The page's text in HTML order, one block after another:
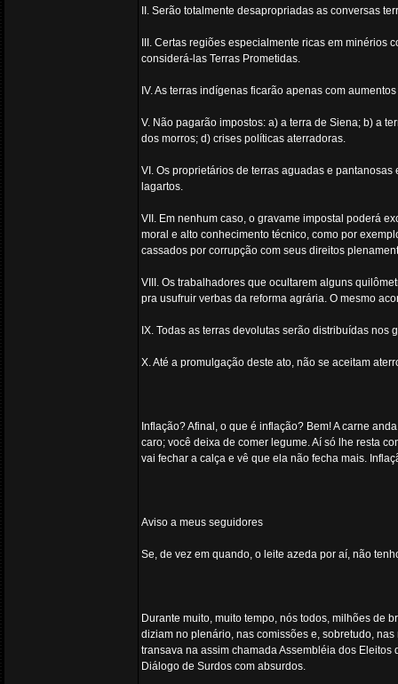
II. Serão totalmente desapropriadas as conversas
III. Certas regiões especialmente ricas em
considerá-las Terras Prometidas.
IV. As terras indígenas ficarão apenas com
V. Não pagarão impostos: a) a terra de Siena; b) a
dos morros; d) crises políticas aterradoras.
VI. Os proprietários de terras aguadas e
lagartos.
VII. Em nenhum caso, o gravame impostal poderá
moral e alto conhecimento técnico, como por
cassados por corrupção com seus direitos
VIII. Os trabalhadores que ocultarem alguns
pra usufruir verbas da reforma agrária. O mesmo
IX. Todas as terras devolutas serão distribuídas
X. Até a promulgação deste ato, não se aceitam
Inflação? Afinal, o que é inflação? Bem! A carne
caro; você deixa de comer legume. Aí só lhe resta
vai fechar a calça e vê que ela não fecha mais.
Aviso a meus seguidores
Se, de vez em quando, o leite azeda por aí, não
Durante muito, muito tempo, nós todos, milhões de
diziam no plenário, nas comissões e, sobretudo,
transava na assim chamada Assembléia dos
Diálogo de Surdos com absurdos.